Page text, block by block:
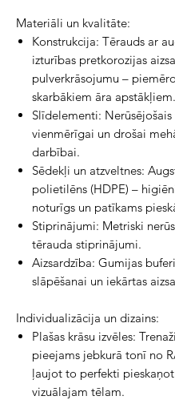
Materiāli un kvalitāte:
Konstrukcija: Tērauds ar
izturības pretkorozijas
pulverkrāsojumu –
skarbākiem āra apstākļiem.
Slīdelementi: Nerūsējošais
vienmērīgai un drošai
darbībai.
Sēdekļi un atzveltnes:
polietilēns (HDPE) –
noturīgs un patīkams
Stiprinājumi: Metriski
tērauda stiprinājumi.
Aizsardzība: Gumijas
slāpēšanai un iekārtas
Individualizācija un dizains:
Plašas krāsu izvēles:
pieejams jebkurā tonī no
ļaujot to perfekti
vizuālajam tēlam.